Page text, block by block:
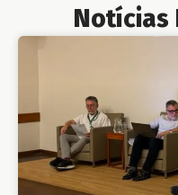
Notícias